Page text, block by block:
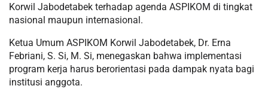
Korwil Jabodetabek terhadap agenda ASPIKOM di tingkat
nasional maupun internasional.
Ketua Umum ASPIKOM Korwil Jabodetabek, Dr. Erna
Febriani, S. Si, M. Si, menegaskan bahwa implementasi
program kerja harus berorientasi pada dampak nyata bagi
institusi anggota.